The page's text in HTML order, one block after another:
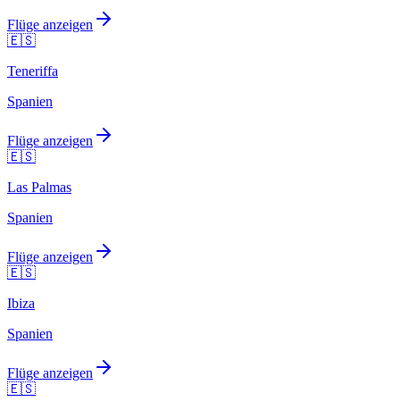
Flüge anzeigen
🇪🇸
Teneriffa
Spanien
Flüge anzeigen
🇪🇸
Las Palmas
Spanien
Flüge anzeigen
🇪🇸
Ibiza
Spanien
Flüge anzeigen
🇪🇸